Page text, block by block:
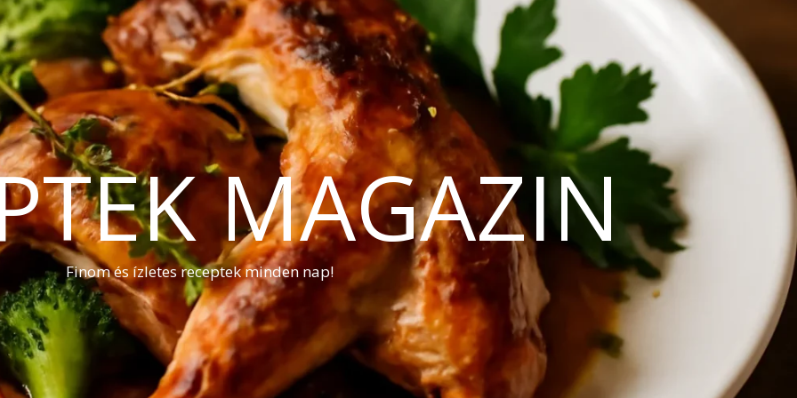
MAGAZIN
Finom és ízletes receptek minden nap!